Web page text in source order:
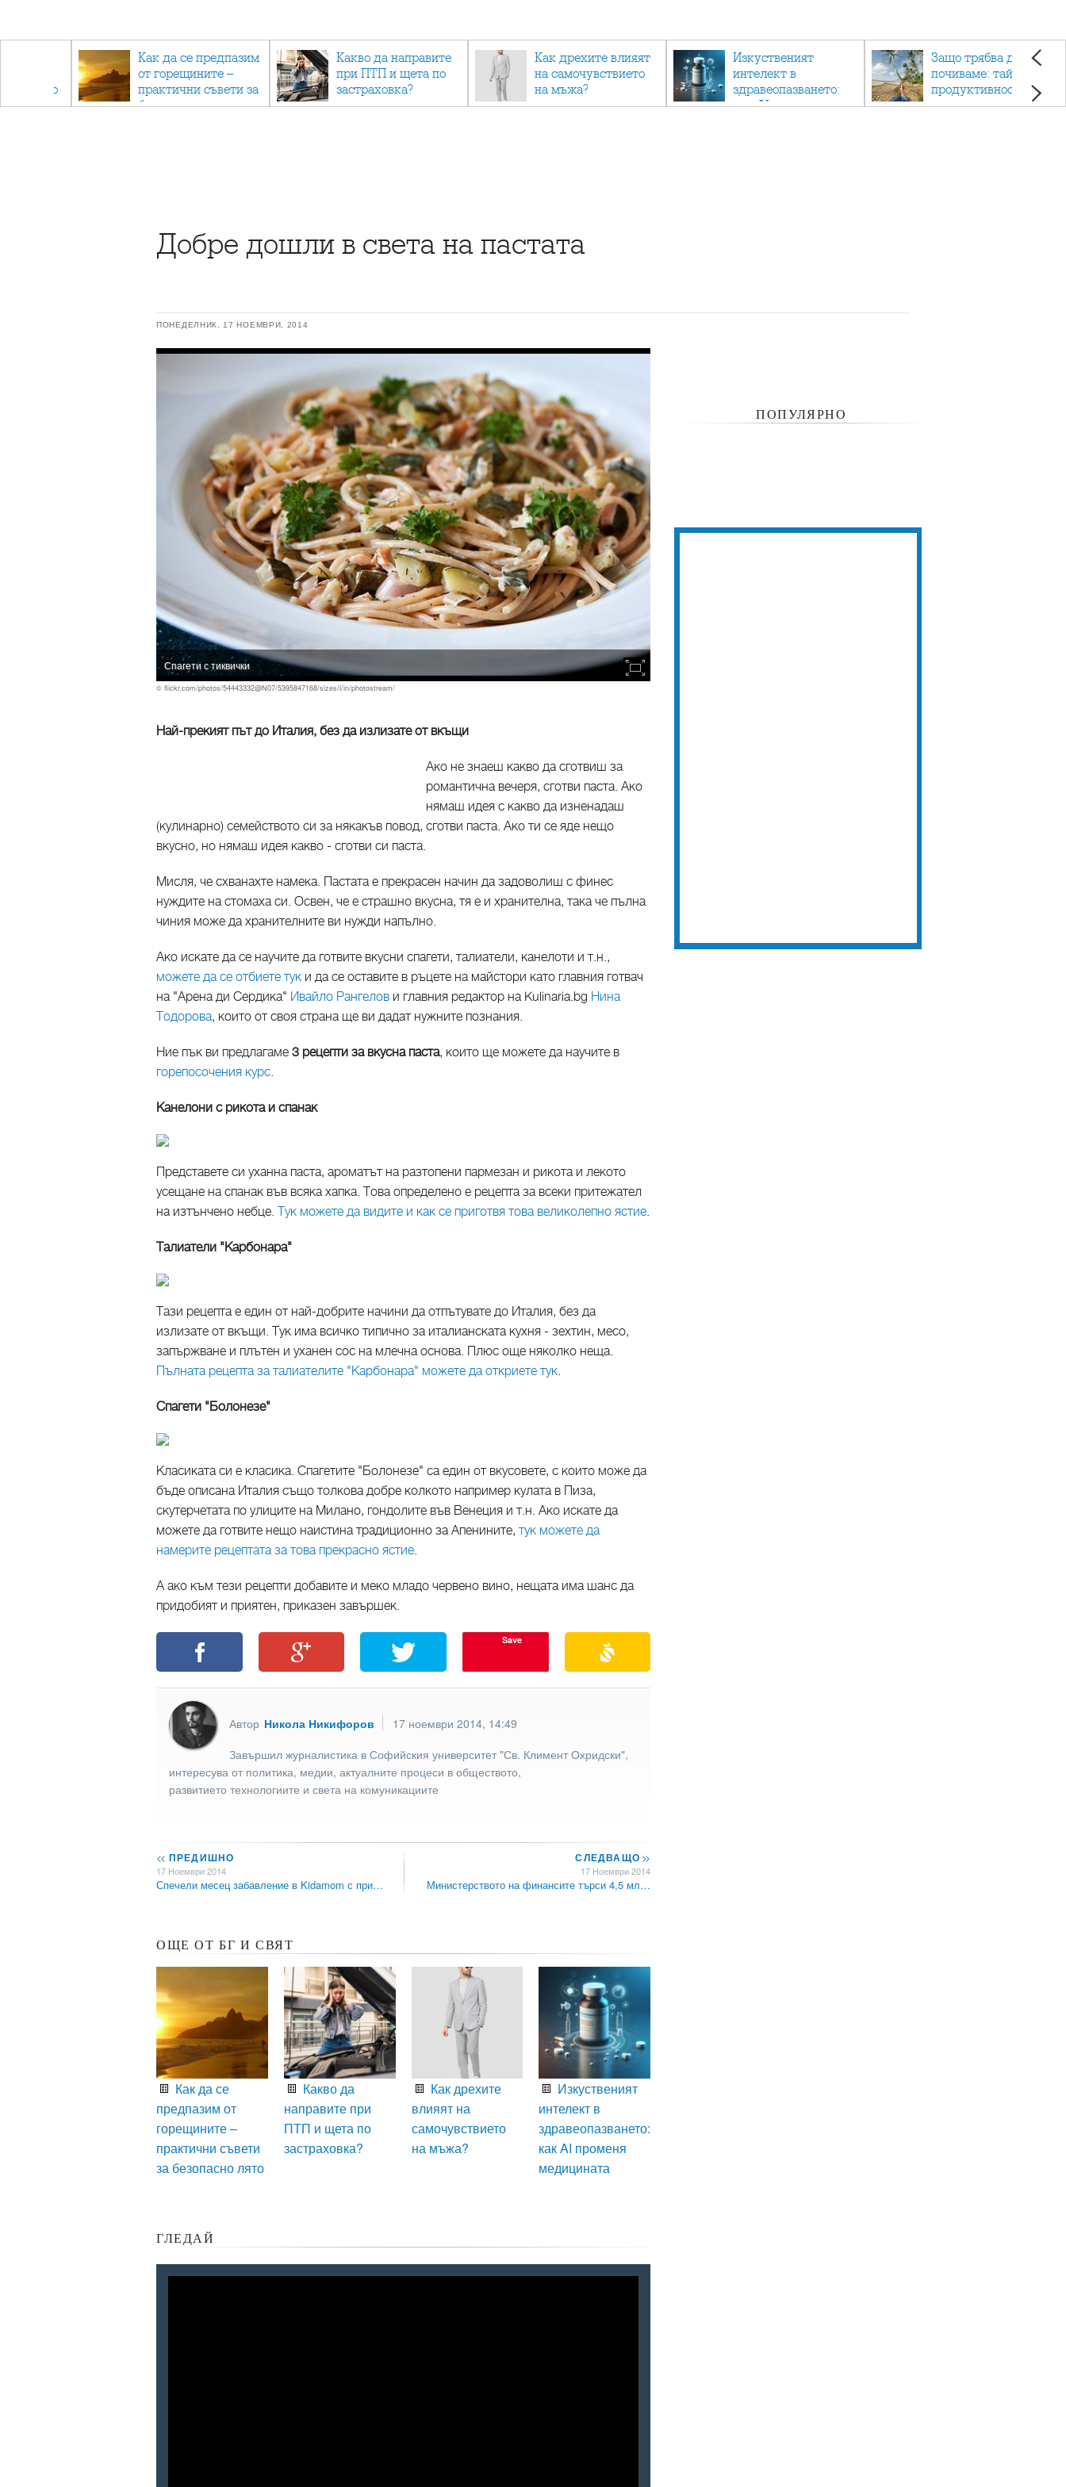
отново
Как да се предпазим
от горещините –
практични съвети за
безопасно лято
Какво да направите
при ПТП и щета по
застраховка?
Как дрехите влияят
на самочувствието
на мъжа?
Изкуственият
интелект в
здравеопазването:
как AI променя
Защо трябва да си
почиваме: тайната на
продуктивността,
здравето и добрия
Добре дошли в света на пастата
ПОНЕДЕЛНИК, 17 НОЕМВРИ, 2014
Спагети с тиквички
© flickr.com/photos/54443332@N07/5395847168/sizes/l/in/photostream/
Най-прекият път до Италия, без да излизате от вкъщи
Ако не знаеш какво да сготвиш за
романтична вечеря, сготви паста. Ако
нямаш идея с какво да изненадаш
(кулинарно) семейството си за някакъв повод, сготви паста. Ако ти се яде нещо
вкусно, но нямаш идея какво - сготви си паста.
Мисля, че схванахте намека. Пастата е прекрасен начин да задоволиш с финес
нуждите на стомаха си. Освен, че е страшно вкусна, тя е и хранителна, така че пълна
чиния може да хранителните ви нужди напълно.
Ако искате да се научите да готвите вкусни спагети, талиатели, канелоти и т.н.,
можете да се отбиете тук и да се оставите в ръцете на майстори като главния готвач
на "Арена ди Сердика" Ивайло Рангелов и главния редактор на Kulinaria.bg Нина
Тодорова, които от своя страна ще ви дадат нужните познания.
Ние пък ви предлагаме 3 рецепти за вкусна паста, които ще можете да научите в
горепосочения курс.
Канелони с рикота и спанак
Представете си уханна паста, ароматът на разтопени пармезан и рикота и лекото
усещане на спанак във всяка хапка. Това определено е рецепта за всеки притежател
на изтънчено небце. Тук можете да видите и как се приготвя това великолепно ястие.
Талиатели "Карбонара"
Тази рецепта е един от най-добрите начини да отпътувате до Италия, без да
излизате от вкъщи. Тук има всичко типично за италианската кухня - зехтин, месо,
запържване и плътен и уханен сос на млечна основа. Плюс още няколко неща.
Пълната рецепта за талиателите "Карбонара" можете да откриете тук.
Спагети "Болонезе"
Класиката си е класика. Спагетите "Болонезе" са един от вкусовете, с които може да
бъде описана Италия също толкова добре колкото например кулата в Пиза,
скутерчетата по улиците на Милано, гондолите във Венеция и т.н. Ако искате да
можете да готвите нещо наистина традиционно за Апенините, тук можете да
намерите рецептата за това прекрасно ястие.
А ако към тези рецепти добавите и меко младо червено вино, нещата има шанс да
придобият и приятен, приказен завършек.
Save
Автор Никола Никифоров
17 ноември 2014, 14:49
Завършил журналистика в Софийския университет "Св. Климент Охридски",
интересува от политика, медии, актуалните процеси в обществото,
развитието технологиите и света на комуникациите
<< ПРЕДИШНО
17 Ноември 2014
Спечели месец забавление в Kidamom с при…
СЛЕДВАЩО>>
17 Ноември 2014
Министерството на финансите търси 4,5 мл…
ОЩЕ ОТ БГ И СВЯТ
Как да се
предпазим от
горещините –
практични съвети
за безопасно лято
Какво да
направите при
ПТП и щета по
застраховка?
Как дрехите
влияят на
самочувствието
на мъжа?
Изкуственият
интелект в
здравеопазването:
как AI променя
медицината
ГЛЕДАЙ
ПОПУЛЯРНО